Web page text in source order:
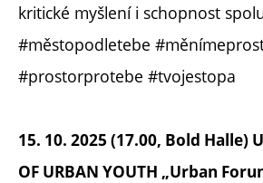
kritické myšlení i schopnost
#městopodletebe
#prostorprotebe #tvojestopa
15. 10. 2025 (17.00, Bold Halle)
OF URBAN YOUTH „Urban